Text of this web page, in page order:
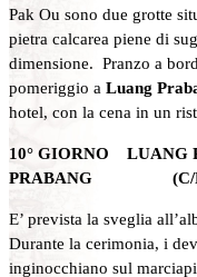
Pak Ou sono due grotte
pietra calcarea piene di
dimensione. Pranzo a
pomeriggio a Luang
hotel, con la cena in un
10° GIORNO LUANG
PRABANG (C/
E’ prevista la sveglia
Durante la cerimonia, i
inginocchiano sul